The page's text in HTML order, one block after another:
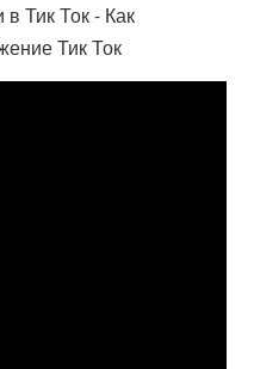
Тик Ток - Как
Тик Ток